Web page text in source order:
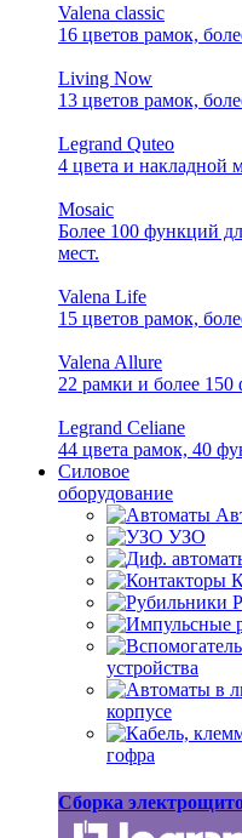
Valena classic
16 цветов рамок,
Living Now
13 цветов рамок,
Legrand Quteo
4 цвета и накладной
Mosaic
Более 100 функций
мест.
Valena Life
15 цветов рамок,
Valena Allure
22 рамки и более
Legrand Celiane
44 цвета рамок, 40
Силовое
оборудование
УЗО
устройства
корпусе
гофра
Сборка